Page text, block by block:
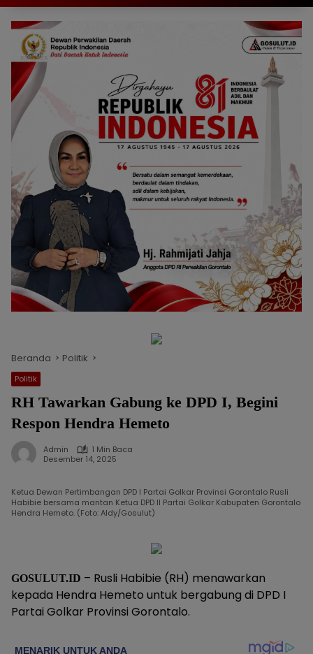
Beranda Politik
Politik
RH Tawarkan Gabung ke DPD I, Begini
Respon Hendra Hemeto
Admin
1 Min Baca
Desember 14, 2025
Ketua Dewan Pertimbangan DPD I Partai Golkar Provinsi Gorontalo Rusli
Habibie bersama mantan Ketua DPD II Partai Golkar Kabupaten Gorontalo
Hendra Hemeto. (Foto: Aldy/Gosulut)
GOSULUT.ID – Rusli Habibie (RH) menawarkan
kepada Hendra Hemeto untuk bergabung di DPD I
Partai Golkar Provinsi Gorontalo.